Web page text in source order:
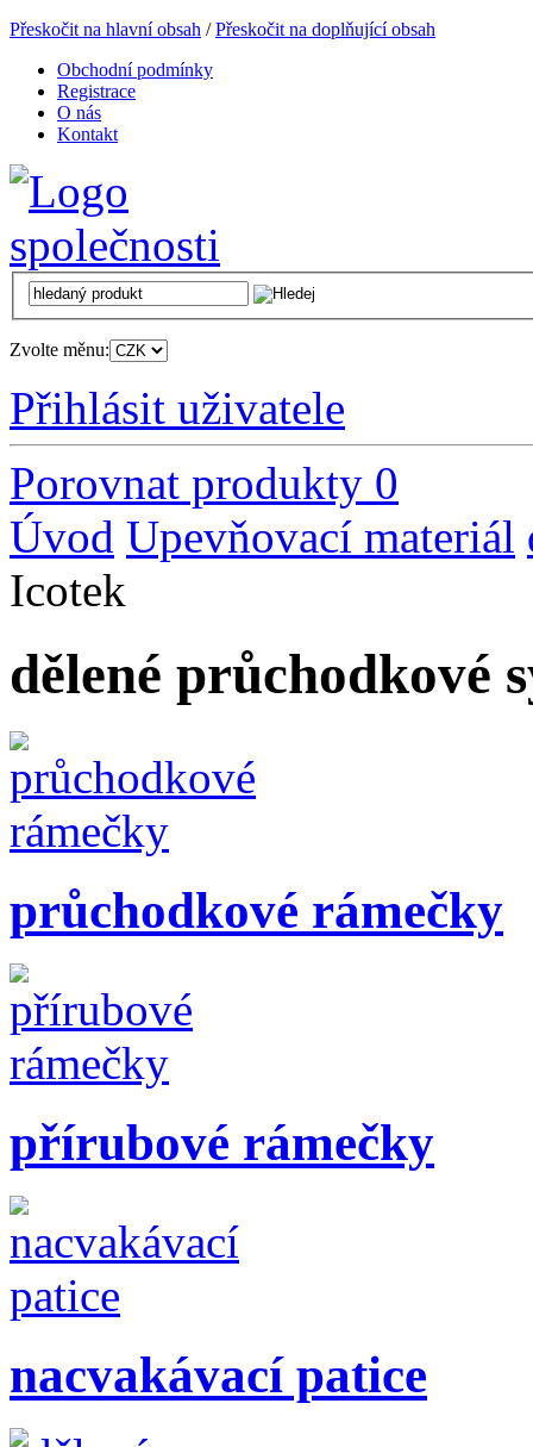
Přeskočit na hlavní obsah /Přeskočit na doplňující obsah
Obchodní podmínky
Registrace
O nás
Kontakt
Zvolte měnu:
Přihlásit uživatele
Porovnat produkty 0
Úvod Upevňovací materiál
Icotek
dělené průchodkové
průchodkové rámečky
přírubové rámečky
nacvakávací patice